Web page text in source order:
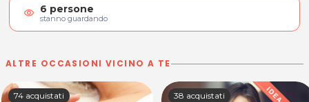
visibility 6 persone
stanno guardando
ALTRE OCCASIONI VICINO A TE
74 acquistati 38 acquistati